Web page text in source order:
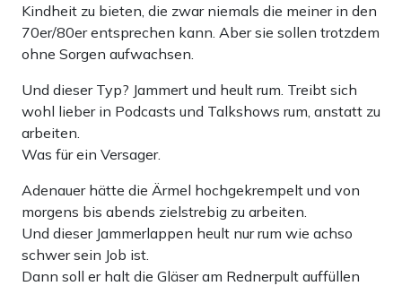
Kindheit zu bieten, die zwar niemals die meiner in den
70er/80er entsprechen kann. Aber sie sollen trotzdem
ohne Sorgen aufwachsen.
Und dieser Typ? Jammert und heult rum. Treibt sich
wohl lieber in Podcasts und Talkshows rum, anstatt zu
arbeiten.
Was für ein Versager.
Adenauer hätte die Ärmel hochgekrempelt und von
morgens bis abends zielstrebig zu arbeiten.
Und dieser Jammerlappen heult nur rum wie achso
schwer sein Job ist.
Dann soll er halt die Gläser am Rednerpult auffüllen